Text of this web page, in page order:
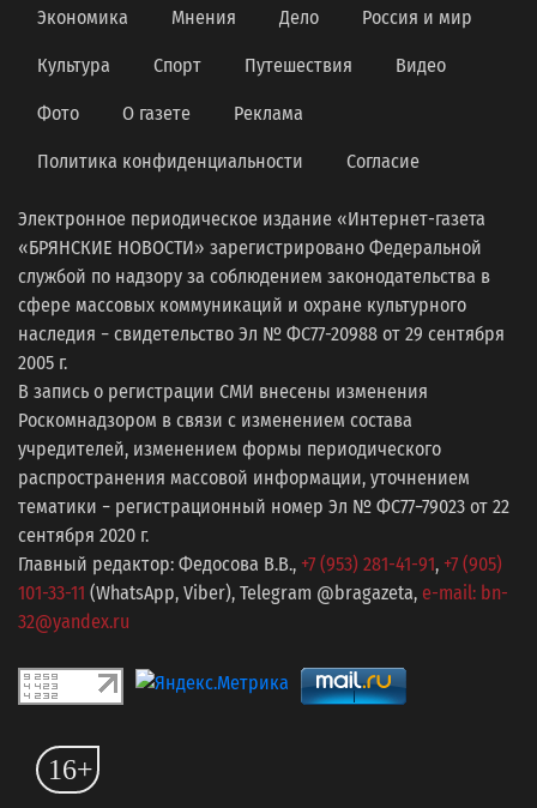
Экономика Мнения Дело Россия и мир
Культура Спорт Путешествия Видео
Фото О газете Реклама
Политика конфиденциальности Согласие
Электронное периодическое издание «Интернет-газета
«БРЯНСКИЕ НОВОСТИ» зарегистрировано Федеральной
службой по надзору за соблюдением законодательства в
сфере массовых коммуникаций и охране культурного
наследия − свидетельство Эл № ФС77-20988 от 29 сентября
2005 г.
В запись о регистрации СМИ внесены изменения
Роскомнадзором в связи с изменением состава
учредителей, изменением формы периодического
распространения массовой информации, уточнением
тематики − регистрационный номер Эл № ФС77−79023 от 22
сентября 2020 г.
Главный редактор: Федосова В.В., +7 (953) 281-41-91, +7 (905)
101-33-11 (WhatsApp, Viber), Telegram @bragazeta, e-mail: bn-
32@yandex.ru
16+